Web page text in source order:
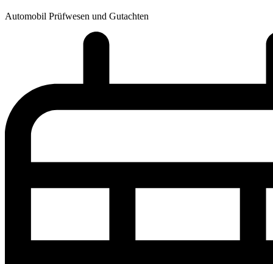
Automobil Prüfwesen und Gutachten